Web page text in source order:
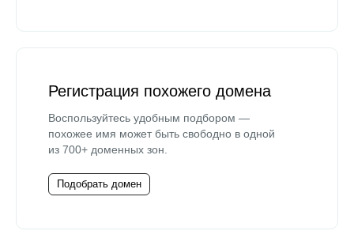
Регистрация похожего домена
Воспользуйтесь удобным подбором —
похожее имя может быть свободно в одной
из 700+ доменных зон.
Подобрать домен